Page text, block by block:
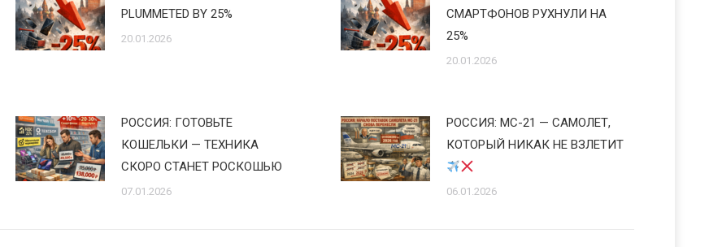
PLUMMETED BY 25%
20.01.2026
СМАРТФОНОВ РУХНУЛИ НА
25%
20.01.2026
РОССИЯ: ГОТОВЬТЕ
КОШЕЛЬКИ — ТЕХНИКА
СКОРО СТАНЕТ РОСКОШЬЮ
07.01.2026
РОССИЯ: МС-21 — САМОЛЕТ,
КОТОРЫЙ НИКАК НЕ ВЗЛЕТИТ
06.01.2026